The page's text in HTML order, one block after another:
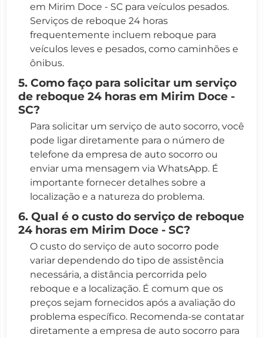
em Mirim Doce - SC para veículos pesados.
Serviços de reboque 24 horas
frequentemente incluem reboque para
veículos leves e pesados, como caminhões e
ônibus.
5. Como faço para solicitar um serviço
de reboque 24 horas em Mirim Doce -
SC?
Para solicitar um serviço de auto socorro, você
pode ligar diretamente para o número de
telefone da empresa de auto socorro ou
enviar uma mensagem via WhatsApp. É
importante fornecer detalhes sobre a
localização e a natureza do problema.
6. Qual é o custo do serviço de reboque
24 horas em Mirim Doce - SC?
O custo do serviço de auto socorro pode
variar dependendo do tipo de assistência
necessária, a distância percorrida pelo
reboque e a localização. É comum que os
preços sejam fornecidos após a avaliação do
problema específico. Recomenda-se contatar
diretamente a empresa de auto socorro para